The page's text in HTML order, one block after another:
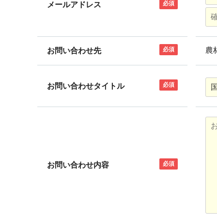
メールアドレス 必須
お問い合わせ先 必須 農
お問い合わせタイトル 必須
お問い合わせ内容 必須